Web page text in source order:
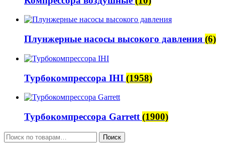
Плунжерные насосы высокого давления (6)
Турбокомпрессора IHI (1958)
Турбокомпрессора Garrett (1900)
Искать: